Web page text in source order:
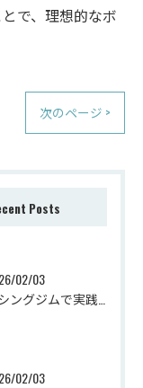
で、理想的なボ
次のページ >
Posts
02/03
02/03